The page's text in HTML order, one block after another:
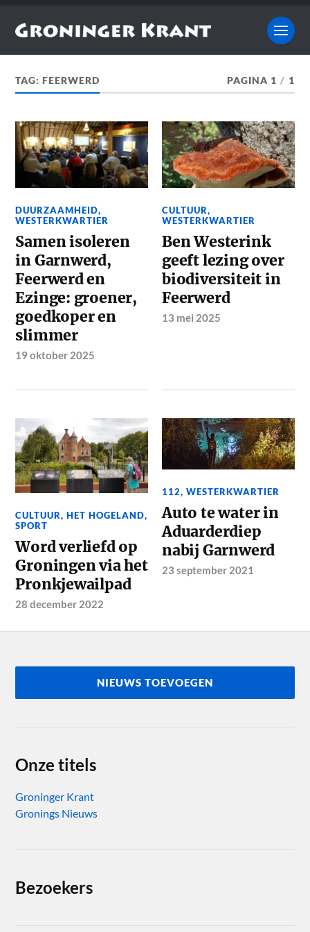
TAG:FEERWERD PAGINA 1 / 1
DUURZAAMHEID,
WESTERKWARTIER
Samen isoleren
in Garnwerd,
Feerwerd en
Ezinge: groener,
goedkoper en
slimmer
19 oktober 2025
CULTUUR,
WESTERKWARTIER
Ben Westerink
geeft lezing over
biodiversiteit in
Feerwerd
13 mei 2025
CULTUUR,HET HOGELAND,
SPORT
Word verliefd op
Groningen via het
Pronkjewailpad
28 december 2022
112,WESTERKWARTIER
Auto te water in
Aduarderdiep
nabij Garnwerd
23 september 2021
NIEUWS TOEVOEGEN
Onze titels
Groninger Krant
Gronings Nieuws
Bezoekers